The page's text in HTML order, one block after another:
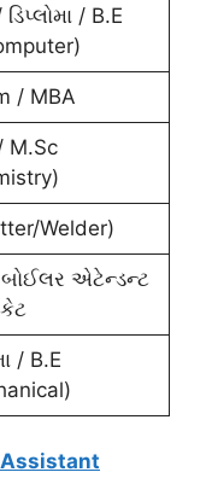
/ B.E
/ MBA
M.Sc
Welder)
બોઈલર એટેન્ડન્ટ
/ B.E
Assistant